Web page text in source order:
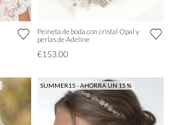
Peineta de boda con cristal Opal y
perlas de Adeline
€153.00
SUMMER15 - AHORRA UN 15 %